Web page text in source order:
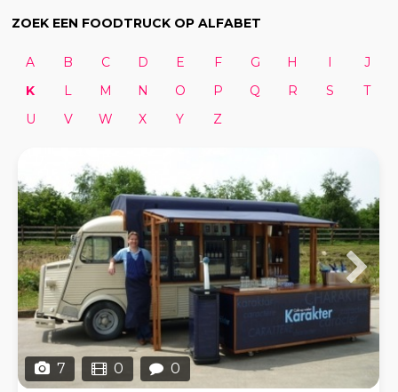
ZOEK EEN FOODTRUCK OP ALFABET
A B C D E F G H I
J
K
L M N O P Q R S
T
U
V W X Y Z
7 0 0